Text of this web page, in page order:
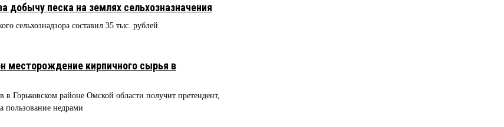
добычу песка на землях сельхозназначения
сельхознадзора составил 35 тыс. рублей
месторождение кирпичного сырья в
Горьковском районе Омской области получит претендент,
недрами